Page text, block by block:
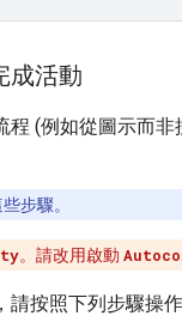
成活動
程 (例如從圖示而
步驟。
。請改用啟動
請按照下列步驟操作